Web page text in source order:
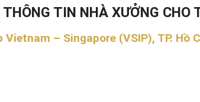
THÔNG TIN NHÀ XƯỞNG CHO
Vietnam – Singapore (VSIP), TP. Hồ